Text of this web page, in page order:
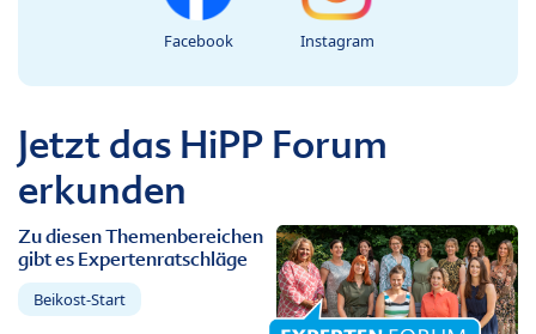
Facebook Instagram
Jetzt das HiPP Forum
erkunden
Zu diesen Themenbereichen
gibt es Expertenratschläge
Beikost-Start